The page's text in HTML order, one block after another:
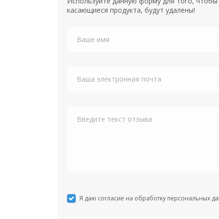
касающиеся продукта, будут удалены!
Я даю согласие на обработку персональных